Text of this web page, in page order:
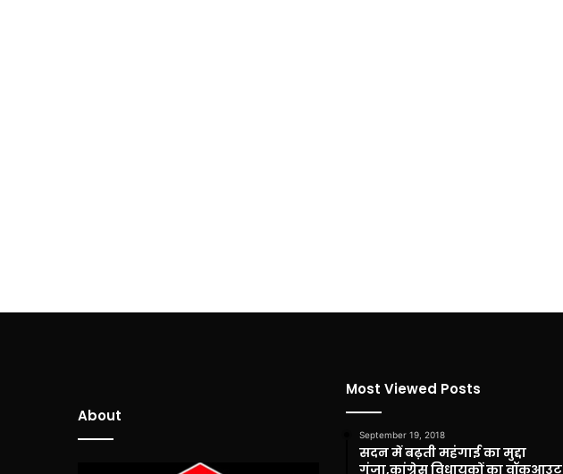
About
Most Viewed Posts
September 19, 2018
सदन में बढ़ती महंगाई का मुद्दा
गूंजा,कांग्रेस विधायकों का वॉकआउट